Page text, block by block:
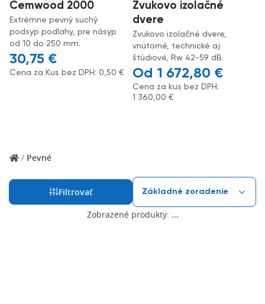
Cemwood 2000
Extrémne pevný suchý
podsyp podlahy, pre násyp
od 10 do 250 mm.
30,75 €
Cena za Kus bez DPH: 0,50 €
Zvukovo izolačné
dvere
Zvukovo izolačné dvere,
vnútorné, technické aj
štúdiové, Rw 42-59 dB.
1 672,80 €
Cena za kus bez DPH:
1 360,00 €
/ Pevné
Filtrovať
Zobrazené produkty: ...